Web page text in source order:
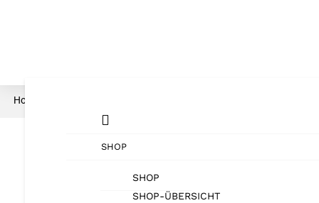

SHOP
SHOP
SHOP-ÜBERSICHT
Home